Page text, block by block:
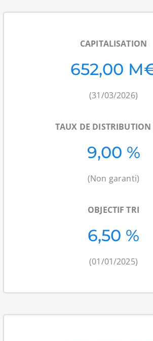
CAPITALISATION
652,00
(31/03/2026)
TAUX DE
9,00 %
(Non garanti)
OBJECTIF TRI
6,50 %
(01/01/2025)